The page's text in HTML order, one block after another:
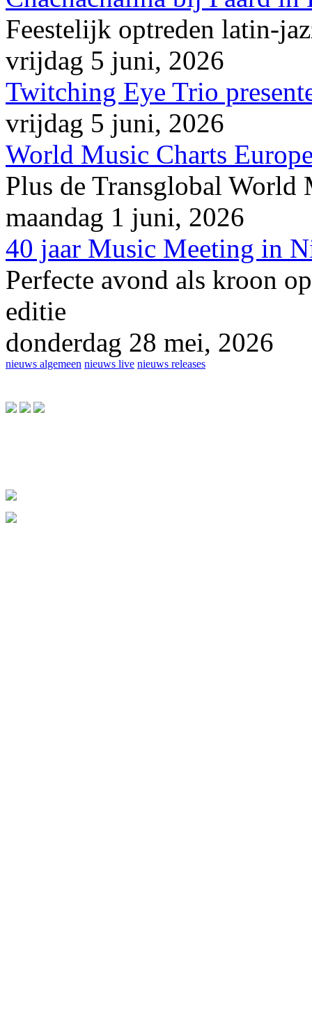
Feestelijk optreden latin-
vrijdag 5 juni, 2026
Twitching Eye Trio
vrijdag 5 juni, 2026
World Music Charts
Plus de Transglobal World
maandag 1 juni, 2026
40 jaar Music Meeting in
Perfecte avond als kroon
editie
donderdag 28 mei, 2026
nieuws algemeen nieuws live nieuws releases